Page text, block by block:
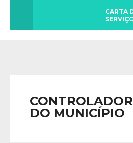
CARTA
DO MUNICÍPIO